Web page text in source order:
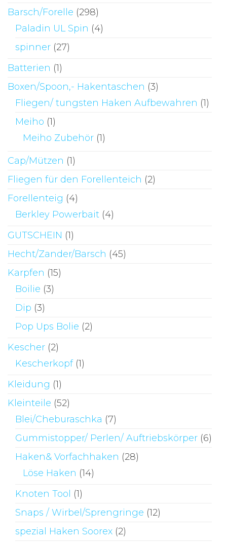
Barsch/Forelle (298)
Paladin UL Spin (4)
spinner (27)
Batterien (1)
Boxen/Spoon,- Hakentaschen (3)
Fliegen/ tungsten Haken Aufbewahren (1)
Meiho (1)
Meiho Zubehör (1)
Cap/Mützen (1)
Fliegen für den Forellenteich (2)
Forellenteig (4)
Berkley Powerbait (4)
GUTSCHEIN (1)
Hecht/Zander/Barsch (45)
Karpfen (15)
Boilie (3)
Dip (3)
Pop Ups Bolie (2)
Kescher (2)
Kescherkopf (1)
Kleidung (1)
Kleinteile (52)
Blei/Cheburaschka (7)
Gummistopper/ Perlen/ Auftriebskörper (6)
Haken& Vorfachhaken (28)
Löse Haken (14)
Knoten Tool (1)
Snaps / Wirbel/Sprengringe (12)
spezial Haken Soorex (2)